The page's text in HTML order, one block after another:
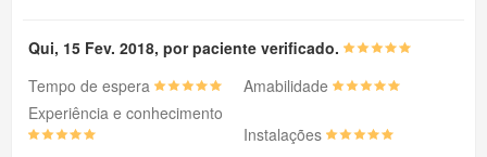
Qui, 15 Fev. 2018, por paciente verificado.
Tempo de espera
Amabilidade
Experiência e conhecimento
Instalações